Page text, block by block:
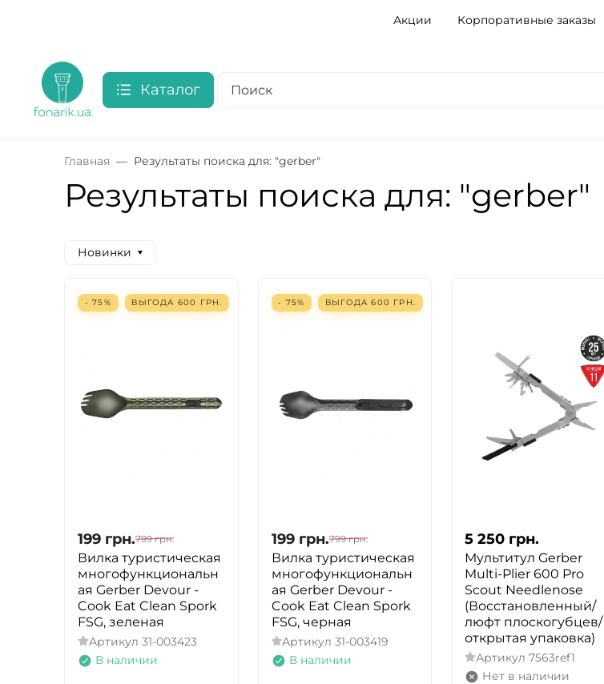
Акции Корпоративные заказы
Каталог
Главная Результаты поиска для: "gerber"
Результаты поиска для: "gerber"
Новинки
- 75% ВЫГОДА 600 ГРН.
199 грн.799 грн.
Вилка туристическая
многофункциональн
ая Gerber Devour -
Cook Eat Clean Spork
FSG, зеленая
Артикул 31-003423
В наличии
- 75% ВЫГОДА600 ГРН.
199 грн.799 грн.
Вилка туристическая
многофункциональн
ая Gerber Devour -
Cook Eat Clean Spork
FSG, черная
Артикул 31-003419
В наличии
5 250 грн.
Мультитул Gerber
Multi-Plier 600 Pro
Scout Needlenose
(Восстановленный/
люфт плоскогубцев/
открытая упаковка)
Артикул 7563ref1
Нет в наличии